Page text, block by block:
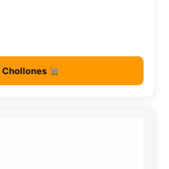
Chollones